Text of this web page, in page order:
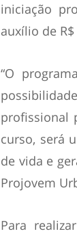
iniciação
auxílio de
“O
profissional
curso, será
de vida e
Projovem
Para